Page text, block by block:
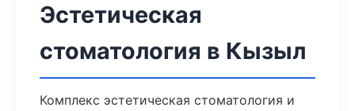
Эстетическая
стоматология в Кызыл
Комплекс эстетическая стоматология и